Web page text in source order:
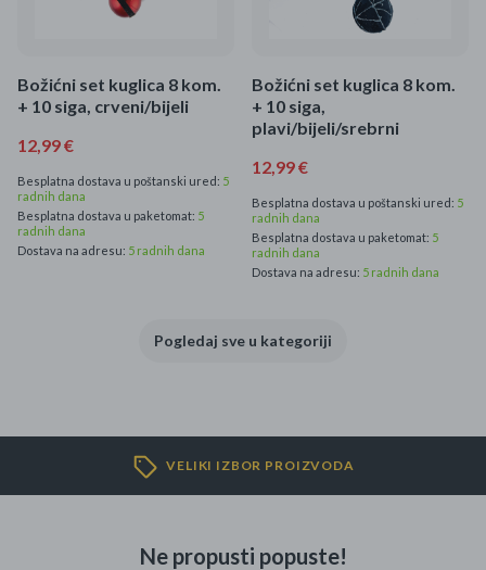
Božićni set kuglica 8 kom.
+ 10 siga, crveni/bijeli
12,99 €
Besplatna dostava u poštanski ured: 5
radnih dana
Besplatna dostava u paketomat: 5
radnih dana
Dostava na adresu: 5 radnih dana
Božićni set kuglica 8 kom.
+ 10 siga,
plavi/bijeli/srebrni
12,99 €
Besplatna dostava u poštanski ured: 5
radnih dana
Besplatna dostava u paketomat: 5
radnih dana
Dostava na adresu: 5 radnih dana
Pogledaj sve u kategoriji
VELIKI IZBOR PROIZVODA
Ne propusti popuste!